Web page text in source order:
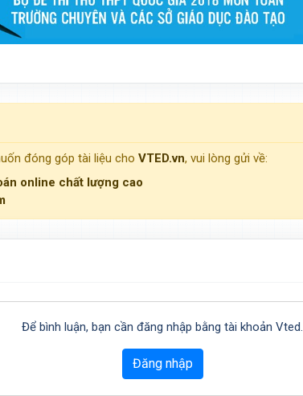
đóng góp tài liệu cho VTED.vn, vui lòng gửi về:
online chất lượng cao
Để bình luận, bạn cần đăng nhập bằng tài khoản Vted.
Đăng nhập